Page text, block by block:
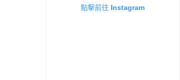
點擊前往 Instagram